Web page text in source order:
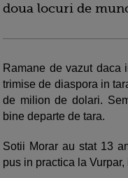
doua locuri de
Ramane de vazut daca
trimise de diaspora in
de milion de dolari.
bine departe de tara.
Sotii Morar au stat 13
pus in practica la